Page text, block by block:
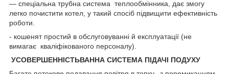
— спеціальна трубна система теплообмінника, дає змогу
легко почистити котел, у такий спосіб підвищити ефективність
роботи.
- кошенят простий в обслуговуванні й експлуатації (не
вимагає кваліфікованого персоналу).
УСОВЕРШЕННІСТЬВАННА СИСТЕМА ПІДАЧІ ПОДУХУ